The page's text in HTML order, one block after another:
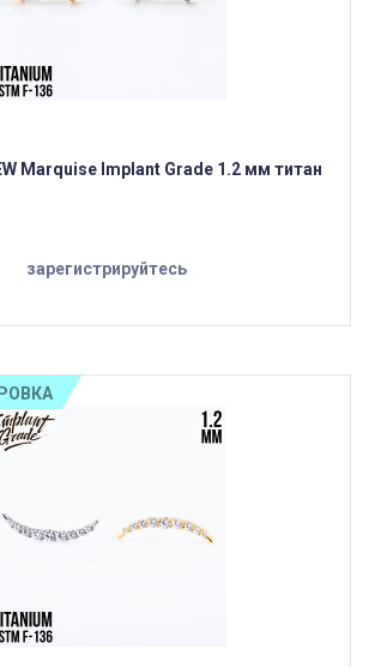
Marquise Implant Grade 1.2 мм титан
зарегистрируйтесь